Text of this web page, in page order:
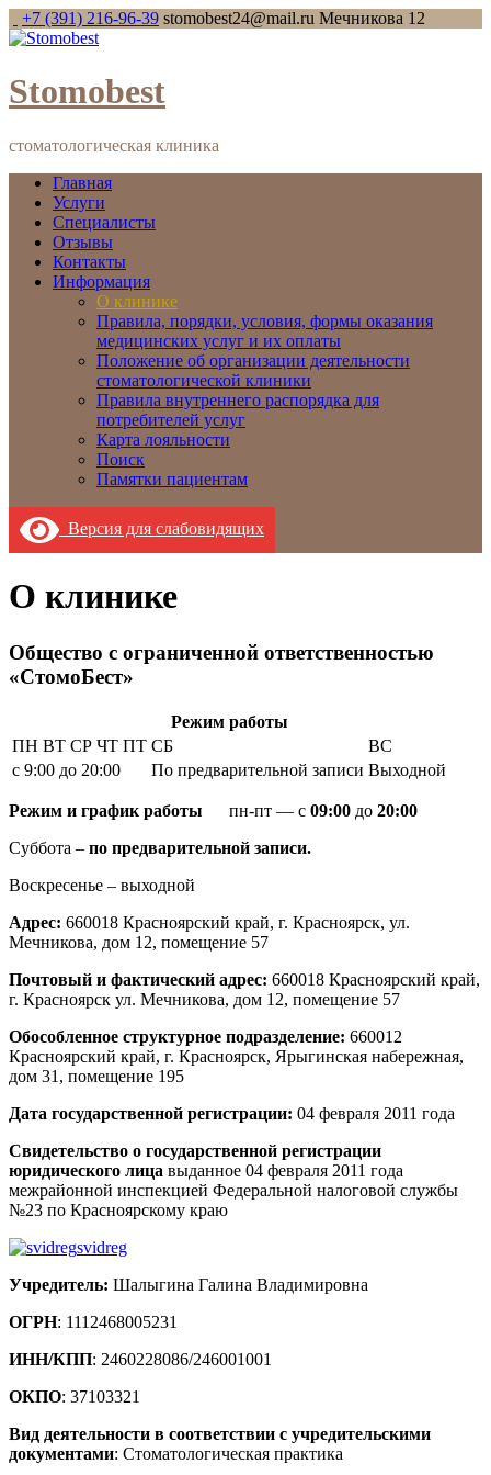
+7 (391) 216-96-39 stomobest24@mail.ru Мечникова 12
Stomobest
стоматологическая клиника
Главная
Услуги
Специалисты
Отзывы
Контакты
Информация
О клинике
Правила, порядки, условия, формы оказания
медицинских услуг и их оплаты
Положение об организации деятельности
стоматологической клиники
Правила внутреннего распорядка для
потребителей услуг
Карта лояльности
Поиск
Памятки пациентам
Версия для слабовидящих
О клинике
Общество с ограниченной ответственностью
«СтомоБест»
Режим работы
ПН ВТ СР ЧТ ПТ СБ
ВС
с 9:00 до 20:00
По предварительной записи Выходной
Режим и график работы пн-пт — с 09:00 до 20:00
Суббота – по предварительной записи.
Воскресенье – выходной
Адрес: 660018 Красноярский край, г. Красноярск, ул.
Мечникова, дом 12, помещение 57
Почтовый и фактический адрес: 660018 Красноярский край,
г. Красноярск ул. Мечникова, дом 12, помещение 57
Обособленное структурное подразделение: 660012
Красноярский край, г. Красноярск, Ярыгинская набережная,
дом 31, помещение 195
Дата государственной регистрации: 04 февраля 2011 года
Свидетельство о государственной регистрации
юридического лица выданное 04 февраля 2011 года
межрайонной инспекцией Федеральной налоговой службы
№23 по Красноярскому краю
svidreg
Учредитель: Шалыгина Галина Владимировна
ОГРН: 1112468005231
ИНН/КПП: 2460228086/246001001
ОКПО: 37103321
Вид деятельности в соответствии с учредительскими
документами: Стоматологическая практика